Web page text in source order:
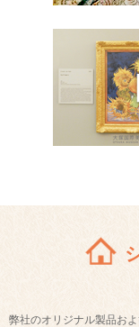
弊社のオリジナル製品お